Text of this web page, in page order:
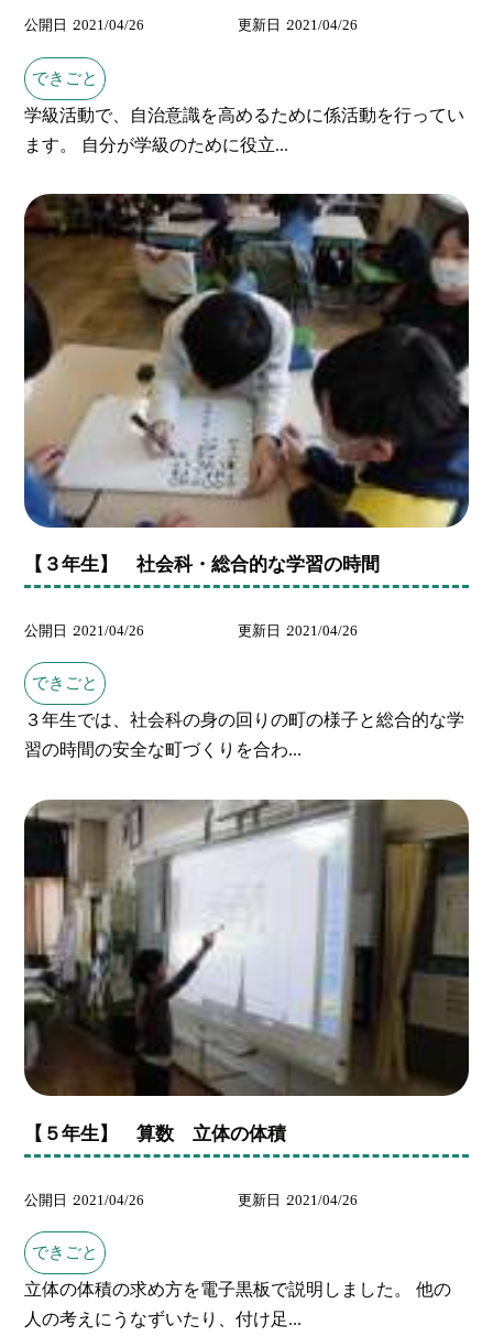
公開日 2021/04/26 更新日 2021/04/26
できごと
学級活動で、自治意識を高めるために係活動を行ってい
ます。 自分が学級のために役立...
【３年生】 社会科・総合的な学習の時間
公開日 2021/04/26 更新日 2021/04/26
できごと
３年生では、社会科の身の回りの町の様子と総合的な学
習の時間の安全な町づくりを合わ...
【５年生】 算数 立体の体積
公開日 2021/04/26 更新日 2021/04/26
できごと
立体の体積の求め方を電子黒板で説明しました。 他の
人の考えにうなずいたり、付け足...